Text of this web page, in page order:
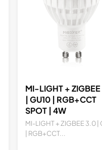
MI-LIGHT +
| GU10 | RGB+CCT
SPOT | 4W
MI-LIGHT + ZIGBEE 3.0 |
| RGB+CCT...